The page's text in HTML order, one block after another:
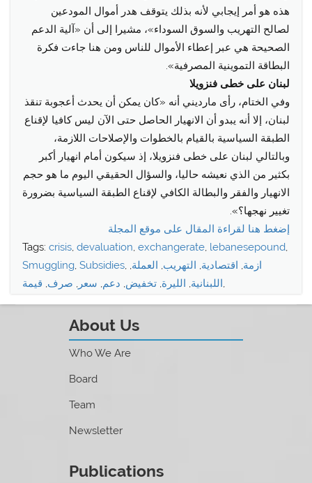
هذه هو أمر إيجابي لأنه بذلك يتوقف هدر أموال المودعين
لصالح التهريب والسوق السوداء»، مشيرا إلى أن «آلية الدعم
الصحيحة هي عبر إعطاء الأموال للناس ومن هنا جاءت فكرة
البطاقة التموينية المصرفية».
لبنان على خطى فنزويلا
وفي الختام، رأى مارديني أنه «كان يمكن أن يحدث أعجوبة تنقذ
لبنان، إلا أنه يبدو أن الانهيار الحاصل حتى الآن ليس كافيا لإقناع
الطبقة السياسية بالقيام بالخطوات والإصلاحات اللازمة،
وبالتالي لبنان على خطى فنزويلا، إذ سيكون أمام انهيار أكبر
بكثير من الذي نعيشه حاليا، والسؤال الحقيقي اليوم ما هو حجم
الانهيار والفقر والبطالة الكافي لإقناع الطبقة السياسية بضرورة
تغيير نهجها؟».
إضغط هنا لقراءة المقال على موقع المجلة
Tags: crisis, devaluation, exchangerate, lebanesepound,
Smuggling, Subsidies, ازمة, اقتصادية, التهريب, العملة,
اللبنانية, الليرة, تخفيض, دعم, سعر , صرف, قيمة ,
About Us
Who We Are
Board
Team
Newsletter
Publications